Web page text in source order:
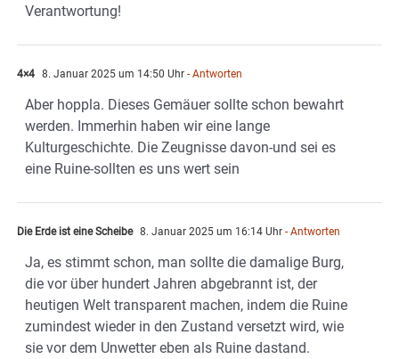
Verantwortung!
4×4 8. Januar 2025 um 14:50 Uhr - Antworten
Aber hoppla. Dieses Gemäuer sollte schon bewahrt
werden. Immerhin haben wir eine lange
Kulturgeschichte. Die Zeugnisse davon-und sei es
eine Ruine-sollten es uns wert sein
Die Erde ist eine Scheibe 8. Januar 2025 um 16:14 Uhr - Antworten
Ja, es stimmt schon, man sollte die damalige Burg,
die vor über hundert Jahren abgebrannt ist, der
heutigen Welt transparent machen, indem die Ruine
zumindest wieder in den Zustand versetzt wird, wie
sie vor dem Unwetter eben als Ruine dastand.